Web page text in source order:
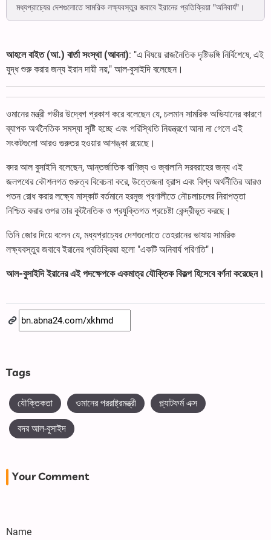
মধ্যপ্রাচ্যের দেশগুলোতে সামরিক লক্ষ্যবস্তুর জবাবে ইরানের প্রতিক্রিয়া "অনিবার্য"।
আহলে বাইত (আ.) বার্তা সংস্থা (আবনা): "এ বিষয়ে রাজনৈতিক দৃষ্টিভঙ্গি নির্বিশেষে, এই
যুদ্ধ শুরু করার জন্য ইরান দায়ী নয়," আল-বুসাইদি বলেছেন।
ওমানের মন্ত্রী গভীর উদ্বেগ প্রকাশ করে বলেছেন যে, চলমান সামরিক অভিযানের কারণে
ব্যাপক অর্থনৈতিক সমস্যা সৃষ্টি হচ্ছে এবং পরিস্থিতি নিয়ন্ত্রণে আনা না গেলে এই
সংকটগুলো আরও গুরুতর হওয়ার আশঙ্কা রয়েছে।
বদর আল বুসাইদি বলেছেন, আন্তর্জাতিক বাণিজ্য ও জ্বালানি সরবরাহের জন্য এই
জলপথের কৌশলগত গুরুত্ব বিবেচনা করে, উত্তেজনা হ্রাস এবং বিশ্ব অর্থনীতির আরও
পতন রোধ করার লক্ষ্যে মাস্কাট বর্তমানে হরমুজ প্রণালীতে নৌচলাচলের নিরাপত্তা
নিশ্চিত করার ওপর তার কূটনৈতিক ও প্রযুক্তিগত প্রচেষ্টা কেন্দ্রীভূত করছে।
তিনি জোর দিয়ে বলেন যে, মধ্যপ্রাচ্যের দেশগুলোতে তেহরানের ভাষায় সামরিক
লক্ষ্যবস্তুর জবাবে ইরানের প্রতিক্রিয়া হলো "একটি অনিবার্য পরিণতি"।
আল-বুসাইদি ইরানের এই পদক্ষেপকে একমাত্র যৌক্তিক বিকল্প হিসেবে বর্ণনা করেছেন।
Tags
যৌক্তিকতা ওমানের পররাষ্ট্রমন্ত্রী প্ল্যাটফর্ম এক্স
বদর আল-বুসাইদ
Your Comment
Name